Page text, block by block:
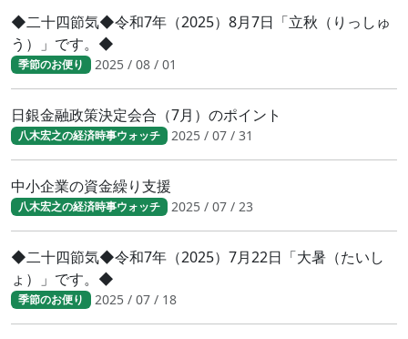
◆二十四節気◆令和7年（2025）8月7日「立秋（りっしゅ
う）」です。◆
季節のお便り 2025 / 08 / 01
日銀金融政策決定会合（7月）のポイント
八木宏之の経済時事ウォッチ 2025 / 07 / 31
中小企業の資金繰り支援
八木宏之の経済時事ウォッチ 2025 / 07 / 23
◆二十四節気◆令和7年（2025）7月22日「大暑（たいし
ょ）」です。◆
季節のお便り 2025 / 07 / 18